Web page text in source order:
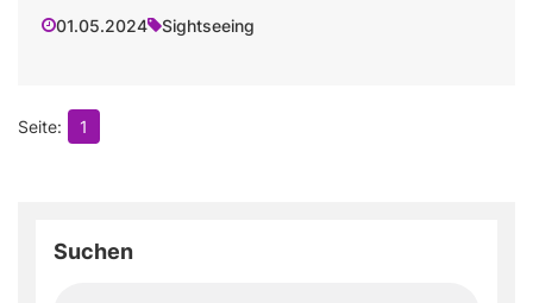
01.05.2024 Sightseeing
1
Suchen